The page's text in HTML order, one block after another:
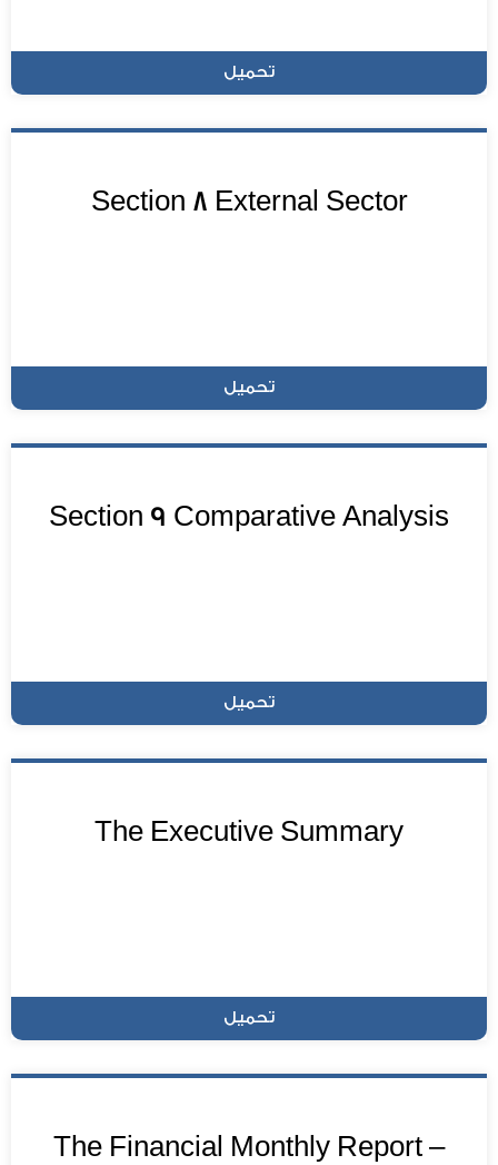
تحميل
Section 8 External Sector
تحميل
Section 9 Comparative Analysis
تحميل
The Executive Summary
تحميل
The Financial Monthly Report –